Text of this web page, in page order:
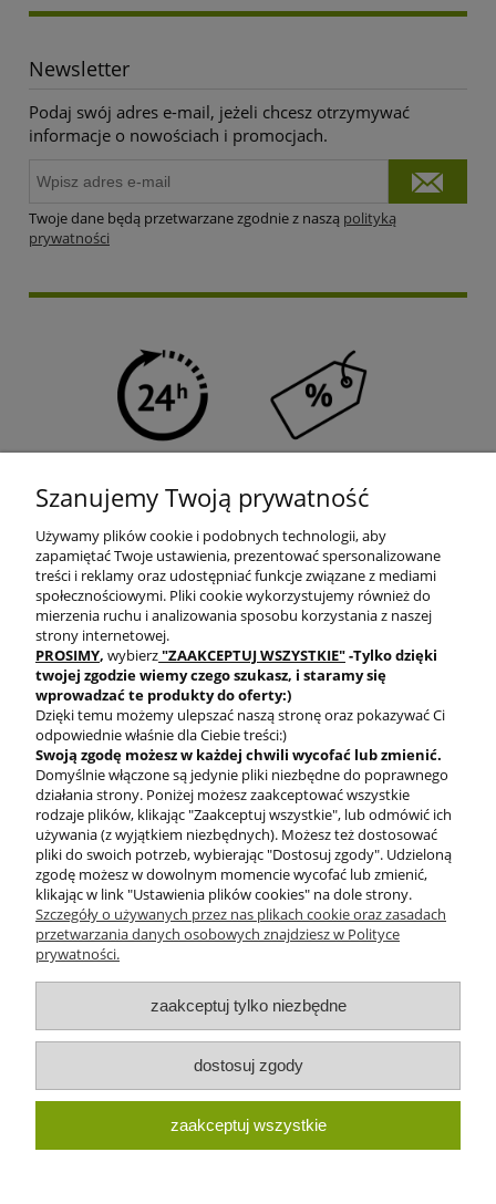
Newsletter
Podaj swój adres e-mail, jeżeli chcesz otrzymywać
informacje o nowościach i promocjach.
Twoje dane będą przetwarzane zgodnie z naszą polityką
prywatności
DARMOWA DOSTAWA PRODUKTY OD RĘKI
BEZPIECZNE
PŁATNOŚCI
O nas
Obsługa klienta
Pomoc
Szanujemy Twoją prywatność
Używamy plików cookie i podobnych technologii, aby
zapamiętać Twoje ustawienia, prezentować spersonalizowane
treści i reklamy oraz udostępniać funkcje związane z mediami
społecznościowymi. Pliki cookie wykorzystujemy również do
mierzenia ruchu i analizowania sposobu korzystania z naszej
strony internetowej.
PROSIMY, wybierz"ZAAKCEPTUJ WSZYSTKIE"-Tylko dzięki
twojej zgodziewiemy czego szukasz, i staramy się
wprowadzać te produkty do oferty:)
Dzięki temu możemy ulepszać naszą stronę oraz pokazywać Ci
odpowiednie właśnie dla Ciebie treści:)
Swoją zgodę możesz w każdej chwili wycofać lub zmienić.
Domyślnie włączone są jedynie pliki niezbędne do poprawnego
działania strony. Poniżej możesz zaakceptować wszystkie
rodzaje plików, klikając "Zaakceptuj wszystkie", lub odmówić ich
używania (z wyjątkiem niezbędnych). Możesz też dostosować
pliki do swoich potrzeb, wybierając "Dostosuj zgody". Udzieloną
zgodę możesz w dowolnym momencie wycofać lub zmienić,
klikając w link "Ustawienia plików cookies" na dole strony.
Szczegóły o używanych przez nas plikach cookie oraz zasadach
przetwarzania danych osobowych znajdziesz w Polityce
prywatności.
zaakceptuj tylko niezbędne
dostosuj zgody
zaakceptuj wszystkie